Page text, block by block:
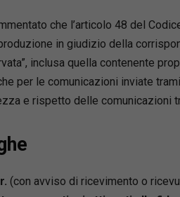
che l’articolo 48 del
in giudizio della
inclusa quella contenente
per le comunicazioni inviate
e rispetto delle comunicazioni
(con avviso di ricevimento o